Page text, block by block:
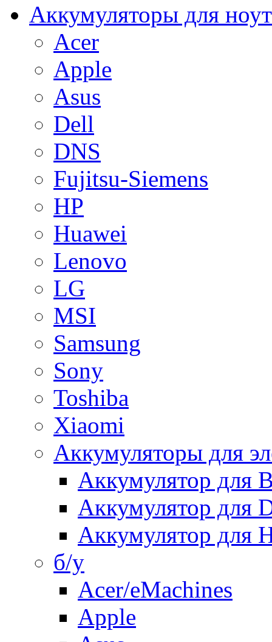
Аккумуляторы для
Acer
Apple
Asus
Dell
DNS
Fujitsu-Siemens
HP
Huawei
Lenovo
LG
MSI
Samsung
Sony
Toshiba
Xiaomi
Аккумуляторы для
Аккумулятор для
Аккумулятор для
Аккумулятор для
б/у
Acer/eMachines
Apple